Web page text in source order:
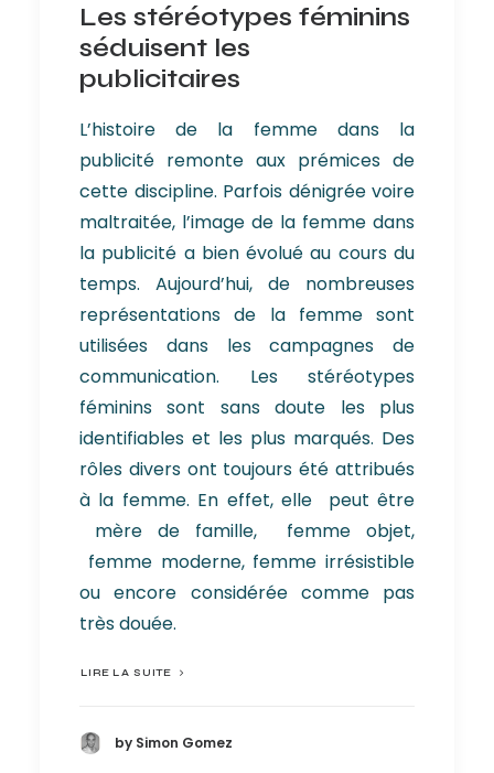
Les stéréotypes féminins
séduisent les
publicitaires
L’histoire de la femme dans la
publicité remonte aux prémices de
cette discipline. Parfois dénigrée voire
maltraitée, l’image de la femme dans
la publicité a bien évolué au cours du
temps. Aujourd’hui, de nombreuses
représentations de la femme sont
utilisées dans les campagnes de
communication. Les stéréotypes
féminins sont sans doute les plus
identifiables et les plus marqués. Des
rôles divers ont toujours été attribués
à la femme. En effet, elle peut être
mère de famille, femme objet,
femme moderne, femme irrésistible
ou encore considérée comme pas
très douée.
LIRE LA SUITE
by Simon Gomez